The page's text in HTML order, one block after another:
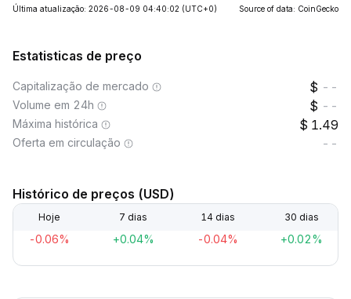
Última atualização: 2026-08-09 04:40:02 (UTC+0) Source of data: CoinGecko
Estatisticas de preço
Capitalização de mercado --
Volume em 24h --
Máxima histórica 1.49
Oferta em circulação --
Histórico de preços (USD)
Hoje 7 dias 14 dias 30 dias
-0.06% +0.04% -0.04% +0.02%